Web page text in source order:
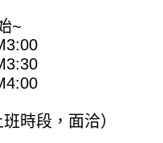
~
時段，面洽）